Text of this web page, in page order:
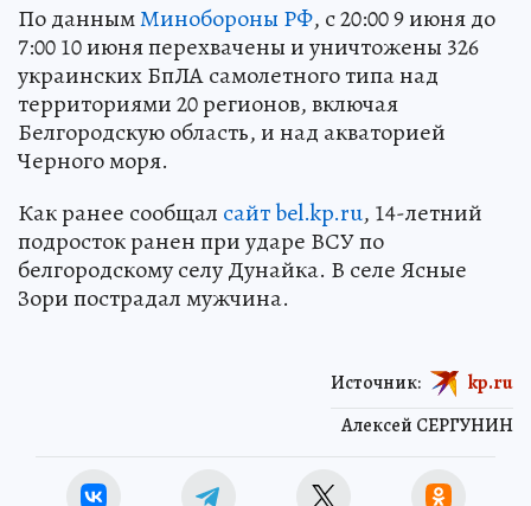
По даннымМинобороны РФ, с 20:00 9 июня до
7:00 10 июня перехвачены и уничтожены 326
украинских БпЛА самолетного типа над
территориями 20 регионов, включая
Белгородскую область, и над акваторией
Черного моря.
Как ранее сообщал сайт bel.kp.ru, 14-летний
подросток ранен при ударе ВСУ по
белгородскому селу Дунайка. В селе Ясные
Зори пострадал мужчина.
Алексей СЕРГУНИН
Источник: kp.ru